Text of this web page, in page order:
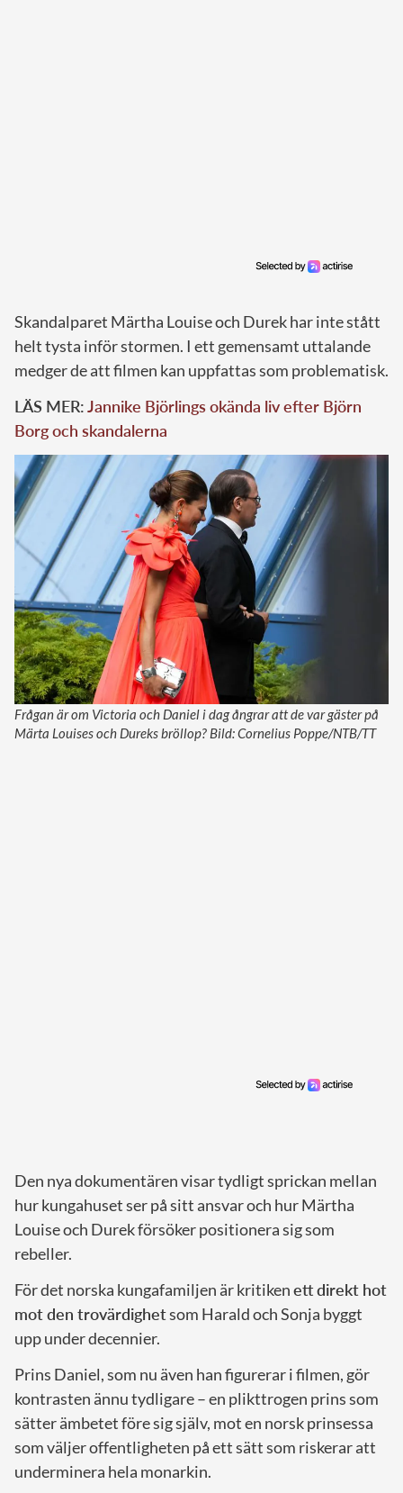
Skandalparet Märtha Louise och Durek har inte stått
helt tysta inför stormen. I ett gemensamt uttalande
medger de att filmen kan uppfattas som problematisk.
LÄS MER:Jannike Björlings okända liv efter Björn
Borg och skandalerna
Frågan är om Victoria och Daniel i dag ångrar att de var gäster på
Märta Louises och Dureks bröllop? Bild: Cornelius Poppe/NTB/TT
Den nya dokumentären visar tydligt sprickan mellan
hur kungahuset ser på sitt ansvar och hur Märtha
Louise och Durek försöker positionera sig som
rebeller.
För det norska kungafamiljen är kritikenett direkt hot
mot den trovärdighetsom Harald och Sonja byggt
upp under decennier.
Prins Daniel, som nu även han figurerar i filmen, gör
kontrasten ännu tydligare – en plikttrogen prins som
sätter ämbetet före sig själv, mot en norsk prinsessa
som väljer offentligheten på ett sätt som riskerar att
underminera hela monarkin.